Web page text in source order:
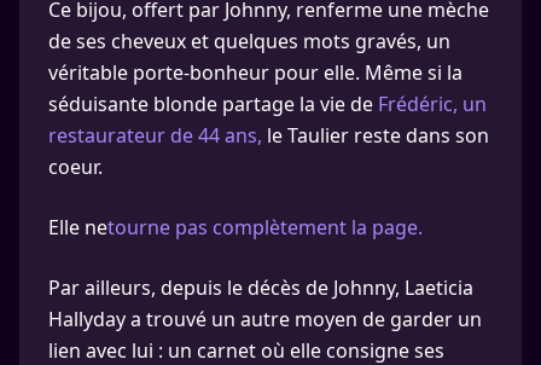
Ce bijou, offert par Johnny, renferme une mèche
de ses cheveux et quelques mots gravés, un
véritable porte-bonheur pour elle. Même si la
séduisante blonde partage la vie de Frédéric, un
restaurateur de 44 ans, le Taulier reste dans son
coeur.
Elle netourne pas complètement la page.
Par ailleurs, depuis le décès de Johnny, Laeticia
Hallyday a trouvé un autre moyen de garder un
lien avec lui : un carnet où elle consigne ses